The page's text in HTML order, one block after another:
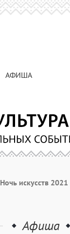
АФИША
Ночь искусств 2021
Афиша